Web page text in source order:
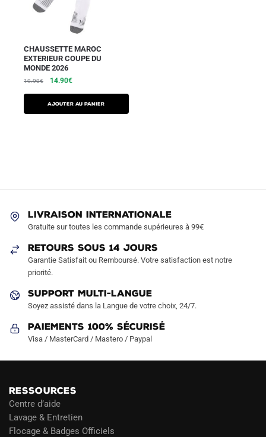
CHAUSSETTE MAROC
EXTERIEUR COUPE DU
MONDE 2026
19.90€ 14.90€
Ajouter au panier
LIVRAISON INTERNATIONALE
Gratuite sur toutes les commande supérieures à 99€
RETOURS SOUS 14 JOURS
Garantie Satisfait ou Remboursé. Votre satisfaction est notre
priorité.
SUPPORT MULTI-LANGUE
Soyez assisté dans la Langue de votre choix, 24/7.
Paiements 100% Sécurisé
Visa / MasterCard / Mastero / Paypal
RESSOURCES
Centre d’aide
Lavage & Entretien
Flocage & Badges Officiels